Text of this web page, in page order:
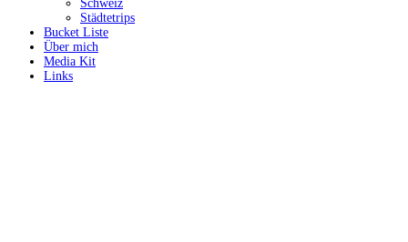
Schweiz
Städtetrips
Bucket Liste
Über mich
Media Kit
Links